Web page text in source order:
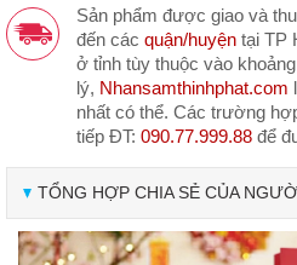
Sản phẩm được giao và
đến các quận/huyện tại TP
ở tỉnh tùy thuộc vào
lý, Nhansamthinhphat.com
nhất có thể. Các trường
tiếp ĐT: 090.77.999.88 để
TỔNG HỢP CHIA SẺ CỦA